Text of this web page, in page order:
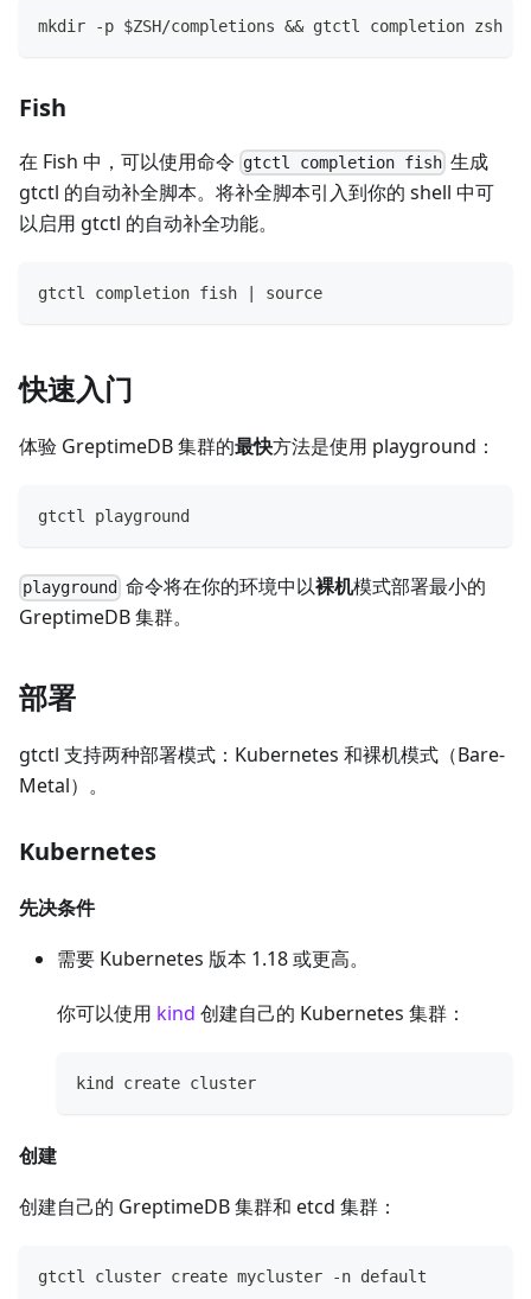
mkdir -p $ZSH/completions && gtctl completion zsh >
Fish
在 Fish 中，可以使用命令 gtctl completion fish 生成
gtctl 的自动补全脚本。将补全脚本引入到你的 shell 中可
以启用 gtctl 的自动补全功能。
gtctl completion fish | source
快速入门
体验 GreptimeDB 集群的最快方法是使用 playground：
gtctl playground
playground 命令将在你的环境中以裸机模式部署最小的
GreptimeDB 集群。
部署
gtctl 支持两种部署模式：Kubernetes 和裸机模式（Bare-
Metal）。
Kubernetes
先决条件
需要 Kubernetes 版本 1.18 或更高。
你可以使用 kind 创建自己的 Kubernetes 集群：
kind create cluster
创建
创建自己的 GreptimeDB 集群和 etcd 集群：
gtctl cluster create mycluster -n default